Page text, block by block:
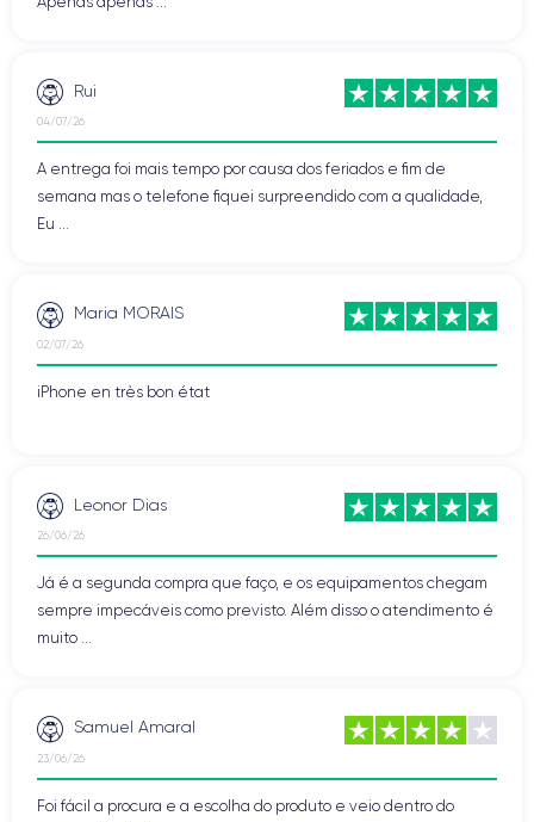
Rui
04/07/26
A entrega foi mais tempo por causa dos feriados e fim de
semana mas o telefone fiquei surpreendido com a qualidade,
Eu ...
Maria MORAIS
02/07/26
iPhone en très bon état
Leonor Dias
26/06/26
Já é a segunda compra que faço, e os equipamentos chegam
sempre impecáveis como previsto. Além disso o atendimento é
muito ...
Samuel Amaral
23/06/26
Foi fácil a procura e a escolha do produto e veio dentro do